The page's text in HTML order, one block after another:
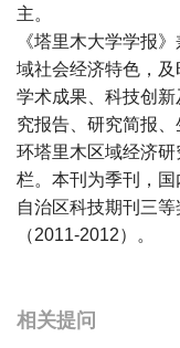
主。
《塔里木大学学报
域社会经济特色，
学术成果、科技创
究报告、研究简报、
环塔里木区域经济
栏。本刊为季刊，国
自治区科技期刊三
（2011-2012）。
相关提问